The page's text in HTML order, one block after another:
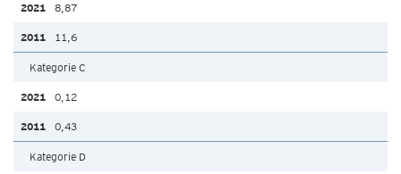
8,87
11,6
Kategorie C
0,12
0,43
Kategorie D